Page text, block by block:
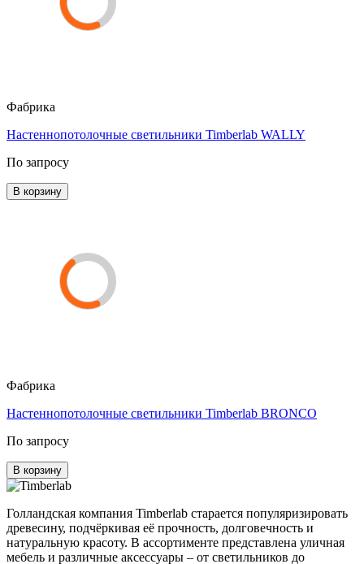
Фабрика
Настеннопотолочные светильники Timberlab WALLY
По запросу
В корзину
Фабрика
Настеннопотолочные светильники Timberlab BRONCO
По запросу
В корзину
Голландская компания Timberlab старается популяризировать
древесину, подчёркивая её прочность, долговечность и
натуральную красоту. В ассортименте представлена уличная
мебель и различные аксессуары – от светильников до